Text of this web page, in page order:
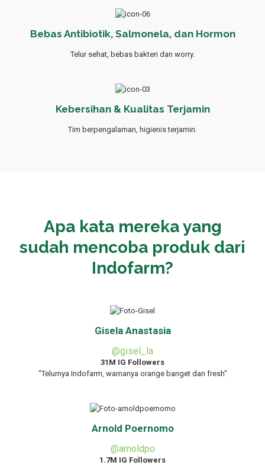
Bebas Antibiotik, Salmonela, dan Hormon
Telur sehat, bebas bakteri dan worry.
Kebersihan & Kualitas Terjamin
Tim berpengalaman, higienis terjamin.
Apa kata mereka yang
sudah mencoba produk dari
Indofarm?
Gisela Anastasia
@gisel_la
31M IG Followers
"Telurnya Indofarm, warnanya orange banget dan fresh"
Arnold Poernomo
@arnoldpo
1.7M IG Followers